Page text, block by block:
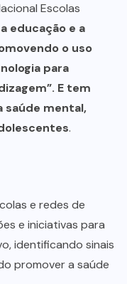
Escolas
educação e a
o uso
para
E tem
saúde mental,
.
e redes de
e iniciativas para
identificando sinais
promover a saúde